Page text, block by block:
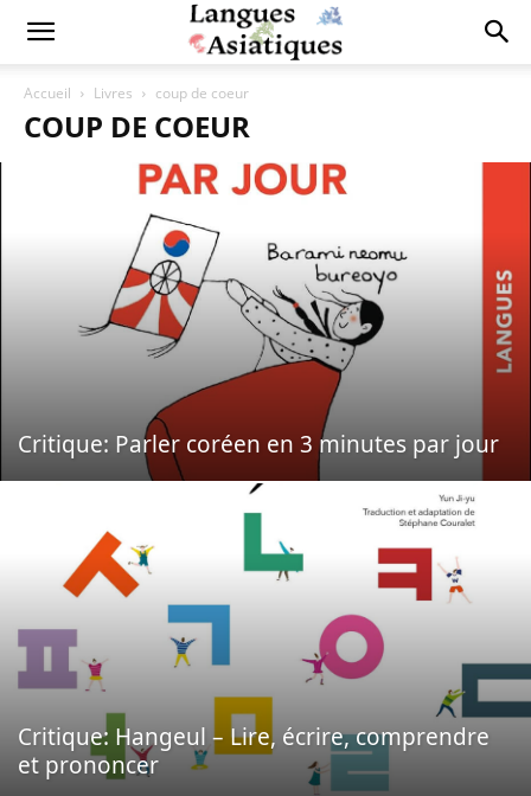
Accueil Livres coup de coeur
COUP DE COEUR
Critique: Parler coréen en 3 minutes par jour
Critique: Hangeul – Lire, écrire, comprendre
et prononcer